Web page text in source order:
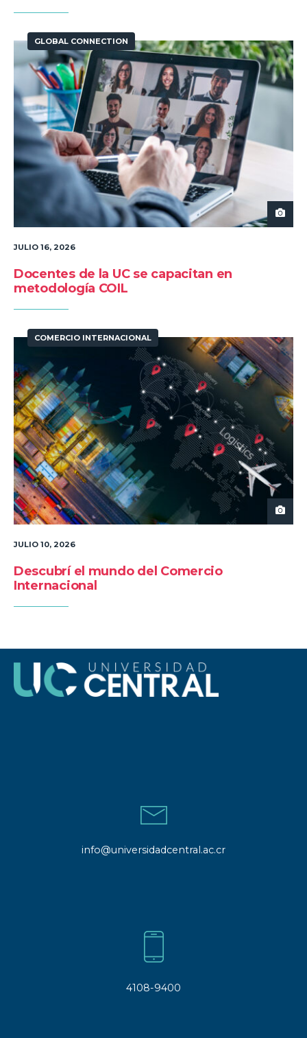
GLOBAL CONNECTION
JULIO 16, 2026
Docentes de la UC se capacitan en
metodología COIL
COMERCIO INTERNACIONAL
JULIO 10, 2026
Descubrí el mundo del Comercio
Internacional
info@universidadcentral.ac.cr
4108-9400